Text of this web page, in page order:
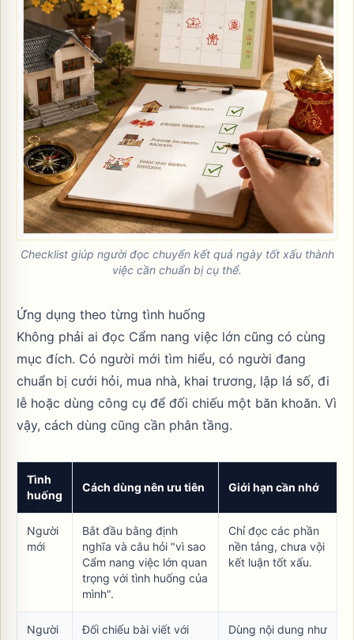
Checklist giúp người đọc chuyển kết quả ngày tốt xấu thành
việc cần chuẩn bị cụ thể.
Ứng dụng theo từng tình huống
Không phải ai đọc Cẩm nang việc lớn cũng có cùng
mục đích. Có người mới tìm hiểu, có người đang
chuẩn bị cưới hỏi, mua nhà, khai trương, lập lá số, đi
lễ hoặc dùng công cụ để đối chiếu một băn khoăn. Vì
vậy, cách dùng cũng cần phân tầng.
Tình
huống
Cách dùng nên ưu tiên Giới hạn cần nhớ
Người
mới
Bắt đầu bằng định
nghĩa và câu hỏi "vì sao
Cẩm nang việc lớn quan
trọng với tình huống của
mình".
Chỉ đọc các phần
nền tảng, chưa vội
kết luận tốt xấu.
Người
Đối chiếu bài viết với
Dùng nội dung như